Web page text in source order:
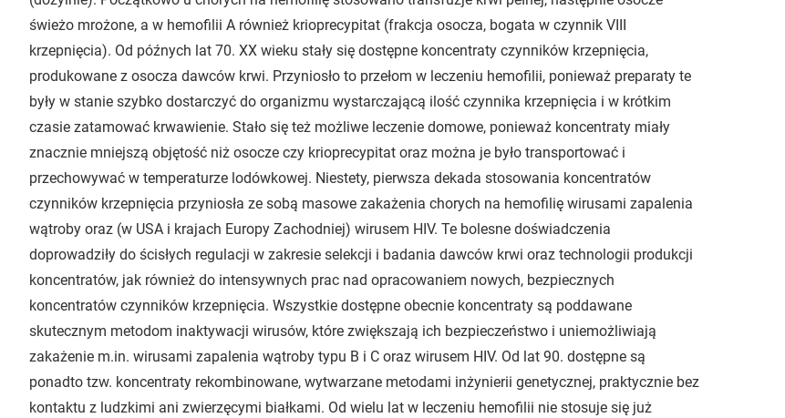
świeżo mrożone, a w hemofilii A również krioprecypitat (frakcja osocza, bogata w czynnik VIII
krzepnięcia). Od późnych lat 70. XX wieku stały się dostępne koncentraty czynników krzepnięcia,
produkowane z osocza dawców krwi. Przyniosło to przełom w leczeniu hemofilii, ponieważ preparaty te
były w stanie szybko dostarczyć do organizmu wystarczającą ilość czynnika krzepnięcia i w krótkim
czasie zatamować krwawienie. Stało się też możliwe leczenie domowe, ponieważ koncentraty miały
znacznie mniejszą objętość niż osocze czy krioprecypitat oraz można je było transportować i
przechowywać w temperaturze lodówkowej. Niestety, pierwsza dekada stosowania koncentratów
czynników krzepnięcia przyniosła ze sobą masowe zakażenia chorych na hemofilię wirusami zapalenia
wątroby oraz (w USA i krajach Europy Zachodniej) wirusem HIV. Te bolesne doświadczenia
doprowadziły do ścisłych regulacji w zakresie selekcji i badania dawców krwi oraz technologii produkcji
koncentratów, jak również do intensywnych prac nad opracowaniem nowych, bezpiecznych
koncentratów czynników krzepnięcia. Wszystkie dostępne obecnie koncentraty są poddawane
skutecznym metodom inaktywacji wirusów, które zwiększają ich bezpieczeństwo i uniemożliwiają
zakażenie m.in. wirusami zapalenia wątroby typu B i C oraz wirusem HIV. Od lat 90. dostępne są
ponadto tzw. koncentraty rekombinowane, wytwarzane metodami inżynierii genetycznej, praktycznie bez
kontaktu z ludzkimi ani zwierzęcymi białkami. Od wielu lat w leczeniu hemofilii nie stosuje się już